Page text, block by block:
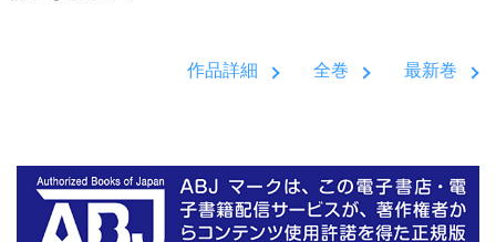
作品詳細 全巻 最新巻